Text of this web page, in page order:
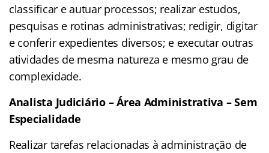
classificar e autuar processos; realizar estudos,
pesquisas e rotinas administrativas; redigir, digitar
e conferir expedientes diversos; e executar outras
atividades de mesma natureza e mesmo grau de
complexidade.
Analista Judiciário – Área Administrativa – Sem
Especialidade
Realizar tarefas relacionadas à administração de